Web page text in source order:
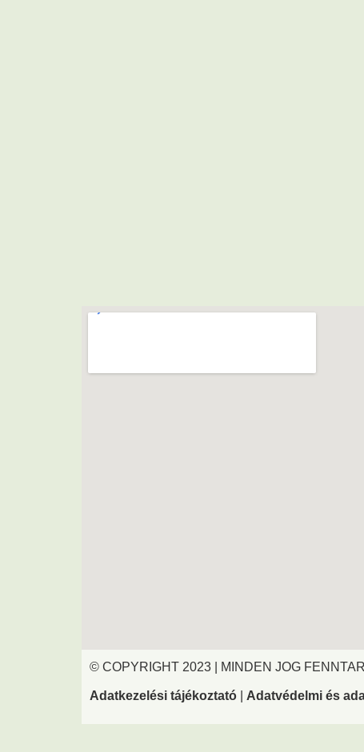
© COPYRIGHT 2023 | MINDEN JOG
Adatkezelési tájékoztató | Adatvédelmi és